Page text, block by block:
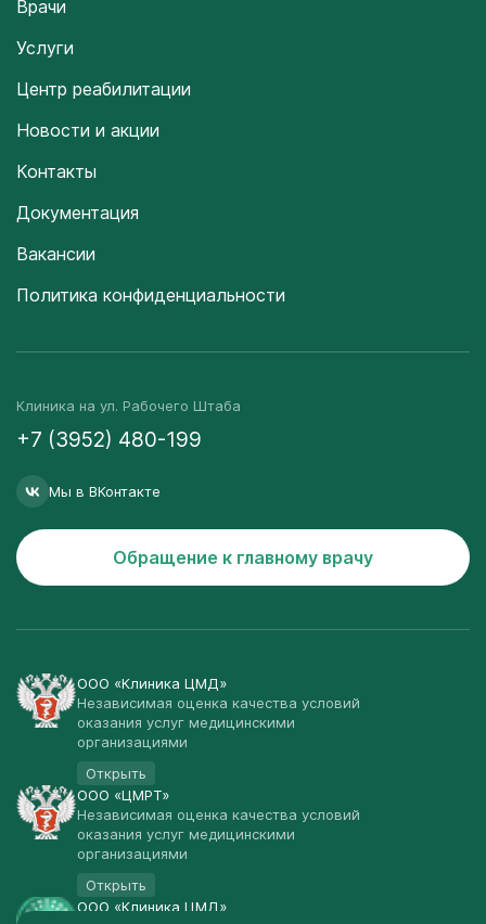
Врачи
Услуги
Центр реабилитации
Новости и акции
Контакты
Документация
Вакансии
Политика конфиденциальности
Клиника на ул. Рабочего Штаба
+7 (3952) 480-199
Мы в ВКонтакте
Обращение к главному врачу
ООО «Клиника ЦМД»
Независимая оценка качества условий
оказания услуг медицинскими
организациями
Открыть
ООО «ЦМРТ»
Независимая оценка качества условий
оказания услуг медицинскими
организациями
Открыть
ООО «Клиника ЦМД»